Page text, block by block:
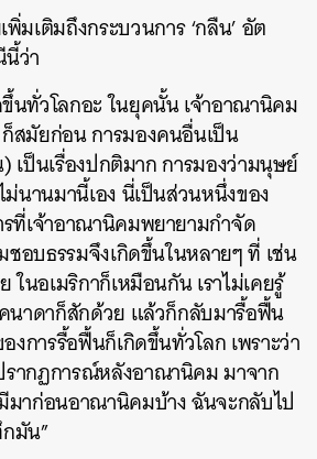
มเติมถึงกระบวนการ ‘กลืน’ อัต
ว่า
นทั่วโลกอะ ในยุคนั้น เจ้าอาณานิคม
มัยก่อน การมองคนอื่นเป็น
เป็นเรื่องปกติมาก การมองว่ามนุษย์
ม่นานมานี้เอง นี่เป็นส่วนหนึ่งของ
ที่เจ้าอาณานิคมพยายามกำจัด
อบธรรมจึงเกิดขึ้นในหลายๆ ที่ เช่น
ในอเมริกาก็เหมือนกัน เราไม่เคยรู้
นาดาก็สักด้วย แล้วก็กลับมารื้อฟื้น
งการรื้อฟื้นก็เกิดขึ้นทั่วโลก เพราะว่า
ากฏการณ์หลังอาณานิคม มาจาก
มาก่อนอาณานิคมบ้าง ฉันจะกลับไป
มัน”